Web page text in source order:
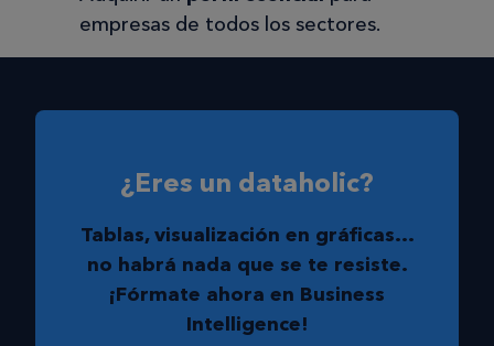
empresas de todos los sectores.
¿Eres un dataholic?
Tablas, visualización en gráficas…
no habrá nada que se te resiste.
¡Fórmate ahora en Business
Intelligence!